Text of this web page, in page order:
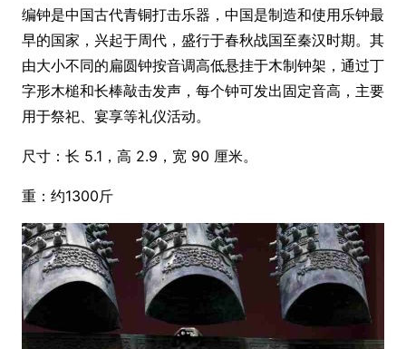
编钟是中国古代青铜打击乐器，中国是制造和使用乐钟最
早的国家，兴起于周代，盛行于春秋战国至秦汉时期。其
由大小不同的扁圆钟按音调高低悬挂于木制钟架，通过丁
字形木槌和长棒敲击发声，每个钟可发出固定音高，主要
用于祭祀、宴享等礼仪活动。
尺寸：长 5.1，高 2.9，宽 90 厘米。
重：约1300斤